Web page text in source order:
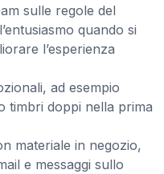
sulle regole del
quando si
l’esperienza
ad esempio
timbri doppi nella prima
materiale in negozio,
e messaggi sullo